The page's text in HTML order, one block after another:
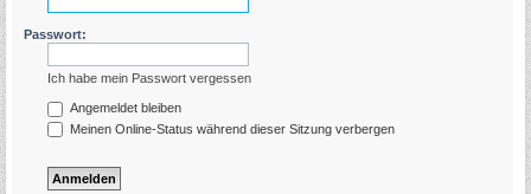
Passwort:
Ich habe mein Passwort vergessen
Angemeldet bleiben
Meinen Online-Status während dieser Sitzung verbergen